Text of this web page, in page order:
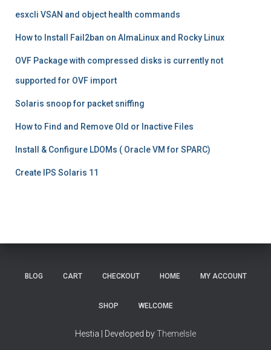
esxcli VSAN and object health commands
How to Install Fail2ban on AlmaLinux and Rocky Linux
OVF Package with compressed disks is currently not
supported for OVF import
Solaris snoop for packet sniffing
How to Find and Remove Old or Inactive Files
Install & Configure LDOMs ( Oracle VM for SPARC)
Create IPS Solaris 11
BLOG CART CHECKOUT HOME MY ACCOUNT
SHOP WELCOME
Hestia | Developed byThemeIsle